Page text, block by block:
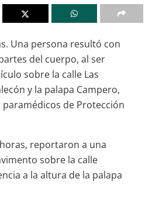
Una persona resultó con
del cuerpo, al ser
sobre la calle Las
y la palapa Campero,
de Protección
reportaron a una
sobre la calle
a la altura de la palapa